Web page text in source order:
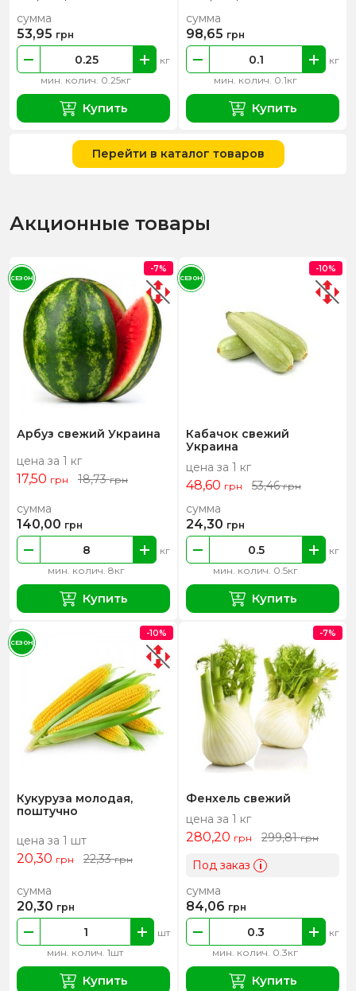
мин. колич. 0.25кг
кг
сумма
53,95 грн
Купить
мин. колич. 0.1кг
кг
сумма
98,65 грн
Купить
Перейти в каталог товаров
Акционные товары
Арбуз свежий Украина
цена за 1 кг
17,50 грн 18,73грн
мин. колич. 8кг
кг
сумма
140,00 грн
Купить
-7%
СЕЗОН
Кабачок свежий
Украина
цена за 1 кг
48,60 грн 53,46грн
мин. колич. 0.5кг
кг
сумма
24,30 грн
Купить
-10%
СЕЗОН
Кукуруза молодая,
поштучно
цена за 1 шт
20,30 грн 22,33грн
мин. колич. 1шт
шт
сумма
20,30 грн
Купить
-10%
СЕЗОН
Фенхель свежий
цена за 1 кг
280,20 грн 299,81грн
Под заказ i
мин. колич. 0.3кг
кг
сумма
84,06 грн
Купить
-7%